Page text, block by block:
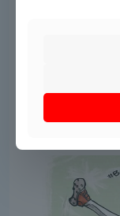
doit-elle